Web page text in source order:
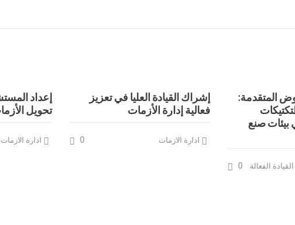
المتقدمة:
بيئات صنع
القيادة الفعالة 0
إشراك القيادة العليا في تعزيز
فعالية إدارة الأزمات
ادارة الازمات 0
إعداد
تحويل
ادارة الازمات